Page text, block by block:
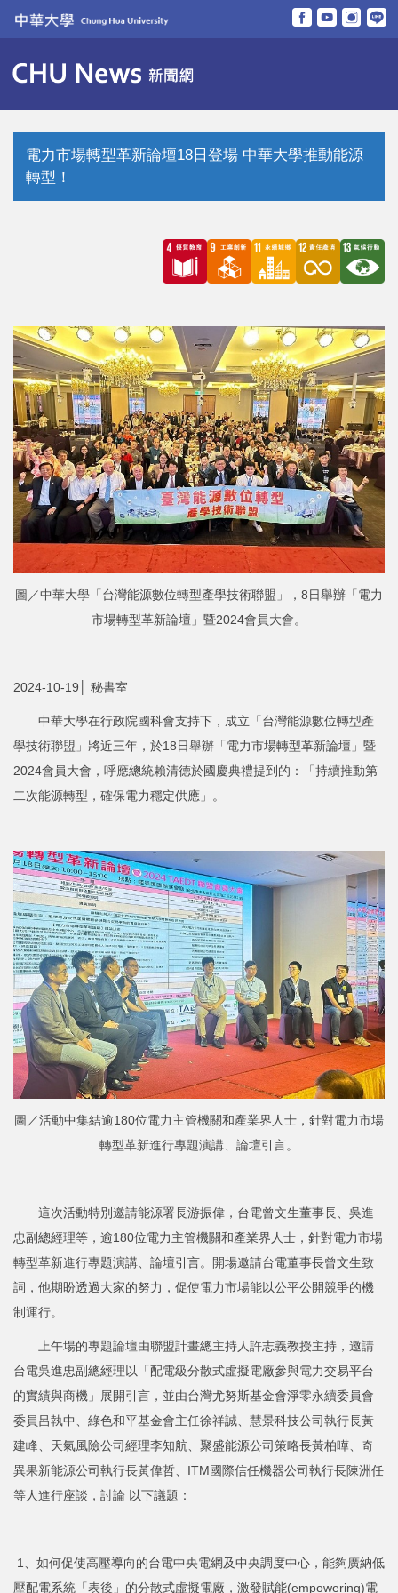
跳
要
內
電力市場轉型革新論壇18日登場 中華大學推動能源
轉型！
圖／中華大學「台灣能源數位轉型產學技術聯盟」，8日舉辦「電力
市場轉型革新論壇」暨2024會員大會。
2024-10-19│ 秘書室
中華大學在行政院國科會支持下，成立「台灣能源數位轉型產
學技術聯盟」將近三年，於18日舉辦「電力市場轉型革新論壇」暨
2024會員大會，呼應總統賴清德於國慶典禮提到的：「持續推動第
二次能源轉型，確保電力穩定供應」。
圖／活動中集結逾180位電力主管機關和產業界人士，針對電力市場
轉型革新進行專題演講、論壇引言。
這次活動特別邀請能源署長游振偉，台電曾文生董事長、吳進
忠副總經理等，逾180位電力主管機關和產業界人士，針對電力市場
轉型革新進行專題演講、論壇引言。開場邀請台電董事長曾文生致
詞，他期盼透過大家的努力，促使電力市場能以公平公開競爭的機
制運行。
上午場的專題論壇由聯盟計畫總主持人許志義教授主持，邀請
台電吳進忠副總經理以「配電級分散式虛擬電廠參與電力交易平台
的實績與商機」展開引言，並由台灣尤努斯基金會淨零永續委員會
委員呂執中、綠色和平基金會主任徐祥誠、慧景科技公司執行長黃
建峰、天氣風險公司經理李知航、聚盛能源公司策略長黃柏曄、奇
異果新能源公司執行長黃偉哲、ITM國際信任機器公司執行長陳洲任
等人進行座談，討論 以下議題：
1、如何促使高壓導向的台電中央電網及中央調度中心，能夠廣納低
壓配電系統「表後」的分散式虛擬電廠，激發賦能(empowering)電